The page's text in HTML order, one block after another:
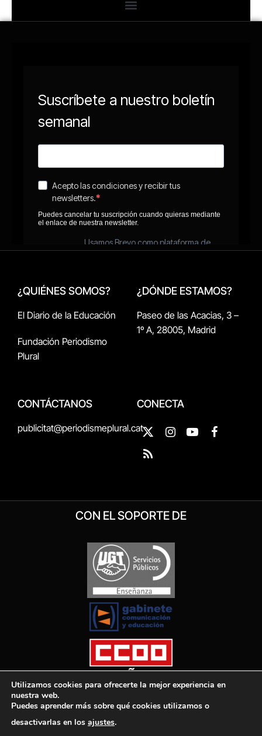
¿QUIÉNES SOMOS?
El Diario de la Educación
Fundación Periodismo
Plural
¿DÓNDE ESTAMOS?
Paseo de las Acacias, 3 –
1º A, 28005, Madrid
CONTÁCTANOS
publicitat@periodismeplural.cat
CONECTA
X
(Twitter)
InstagramYouTubeFacebook
RSS
CON EL SOPORTE DE
Utilizamos cookies para ofrecerte la mejor experiencia en
nuestra web.
Puedes aprender más sobre qué cookies utilizamos o
desactivarlas en los ajustes.